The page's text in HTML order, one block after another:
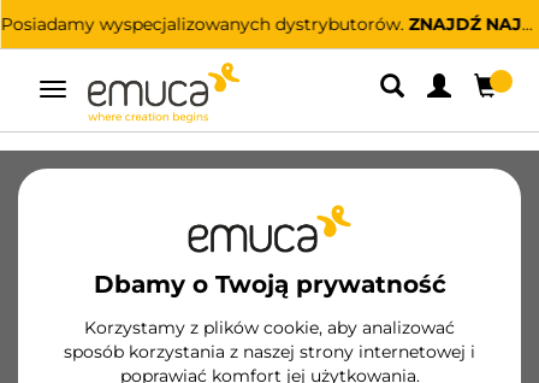
Posiadamy wyspecjalizowanych dystrybutorów. ZNAJDŹ NAJBLIŻSZEGO
Przełącz
nawigację
Dbamy o Twoją prywatność
Korzystamy z plików cookie, aby analizować
sposób korzystania z naszej strony internetowej i
poprawiać komfort jej użytkowania.
Zawiasy
Systemy przesuwne Kuchnia
Ekspozytory